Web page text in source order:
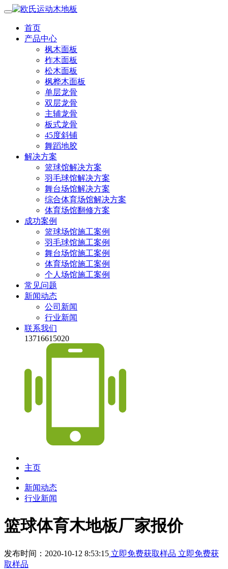
首页
产品中心
枫木面板
柞木面板
松木面板
枫桦木面板
单层龙骨
双层龙骨
主辅龙骨
板式龙骨
45度斜铺
舞蹈地胶
解决方案
篮球馆解决方案
羽毛球馆解决方案
舞台场馆解决方案
综合体育场馆解决方案
体育场馆翻修方案
成功案例
篮球场馆施工案例
羽毛球馆施工案例
舞台场馆施工案例
体育场馆施工案例
个人场馆施工案例
常见问题
新闻动态
公司新闻
行业新闻
联系我们
13716615020
主页
新闻动态
行业新闻
篮球体育木地板厂家报价
发布时间：2020-10-12 8:53:15 立即免费获取样品 立即免费获
取样品